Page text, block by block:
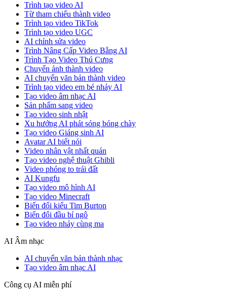
Trình tạo video AI
Từ tham chiếu thành video
Trình tạo video TikTok
Trình tạo video UGC
AI chỉnh sửa video
Trình Nâng Cấp Video Bằng AI
Trình Tạo Video Thú Cưng
Chuyển ảnh thành video
AI chuyển văn bản thành video
Trình tạo video em bé nhảy AI
Tạo video âm nhạc AI
Sản phẩm sang video
Tạo video sinh nhật
Xu hướng AI phát sóng bóng chày
Tạo video Giáng sinh AI
Avatar AI biết nói
Video nhân vật nhất quán
Tạo video nghệ thuật Ghibli
Video phóng to trái đất
AI Kungfu
Tạo video mô hình AI
Tạo video Minecraft
Biến đổi kiểu Tim Burton
Biến đổi đầu bí ngô
Tạo video nhảy cùng ma
AI Âm nhạc
AI chuyển văn bản thành nhạc
Tạo video âm nhạc AI
Công cụ AI miễn phí